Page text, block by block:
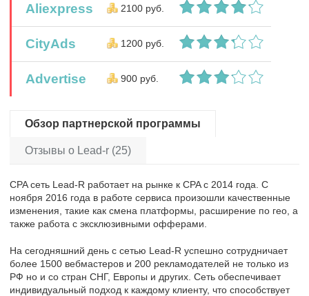
Aliexpress 2100 руб.
CityAds 1200 руб.
Advertise 900 руб.
Обзор партнерской программы
Отзывы о Lead-r (25)
CPA сеть Lead-R работает на рынке к CPA с 2014 года. С
ноября 2016 года в работе сервиса произошли качественные
изменения, такие как смена платформы, расширение по гео, а
также работа с эксклюзивными офферами.
На сегодняшний день с сетью Lead-R успешно сотрудничает
более 1500 вебмастеров и 200 рекламодателей не только из
РФ но и со стран СНГ, Европы и других. Сеть обеспечивает
индивидуальный подход к каждому клиенту, что способствует